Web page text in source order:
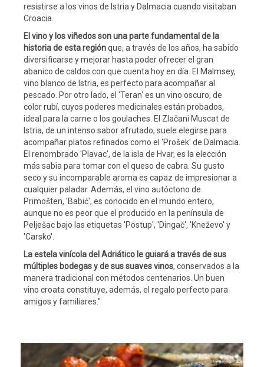
resistirse a los vinos de Istria y Dalmacia cuando visitaban
Croacia.
El vino y los viñedos son una parte fundamental de la
historia de esta regiónque, a través de los años, ha sabido
diversificarse y mejorar hasta poder ofrecer el gran
abanico de caldos con que cuenta hoy en día. El Malmsey,
vino blanco de Istria, es perfecto para acompañar al
pescado. Por otro lado, el 'Teran' es un vino oscuro, de
color rubí, cuyos poderes medicinales están probados,
ideal para la carne o los goulaches. El Zlačani Muscat de
Istria, de un intenso sabor afrutado, suele elegirse para
acompañar platos refinados como el 'Prošek' de Dalmacia.
El renombrado 'Plavac', de la isla de Hvar, es la elección
más sabia para tomar con el queso de cabra. Su gusto
seco y su incomparable aroma es capaz de impresionar a
cualquier paladar. Además, el vino autóctono de
Primošten, 'Babić', es conocido en el mundo entero,
aunque no es peor que el producido en la península de
Pelješac bajo las etiquetas 'Postup', 'Dingač', 'Kneževo' y
'Carsko'.
La estela vinícola del Adriático le guiará a través de sus
múltiples bodegas y de sus suaves vinos, conservados a la
manera tradicional con métodos centenarios. Un buen
vino croata constituye, además, el regalo perfecto para
amigos y familiares."